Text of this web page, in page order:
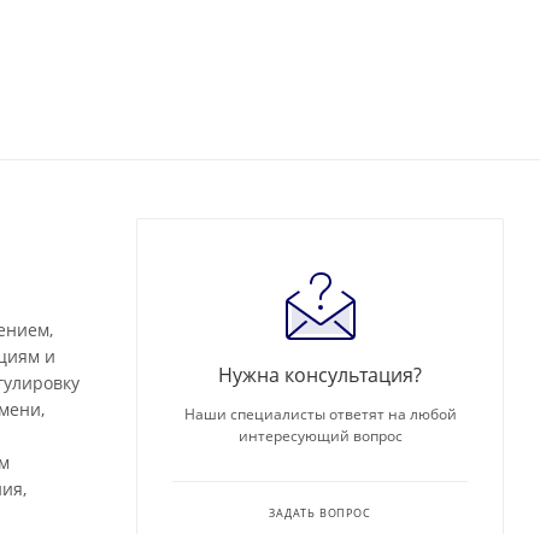
и
Нужна консультация?
Наши специалисты ответят на любой
интересующий вопрос
ЗАДАТЬ ВОПРОС